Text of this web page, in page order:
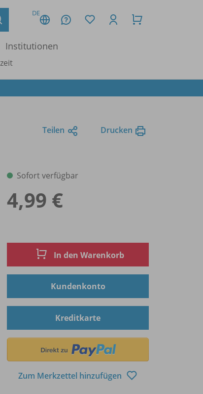
DE
Institutionen
Teilen Drucken
Sofort verfügbar
4,99 €
In den Warenkorb
Kundenkonto
Kreditkarte
Zum Merkzettel hinzufügen